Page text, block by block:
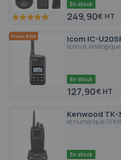
100 100
En stock
249,90€
Icom IC-
licence,
En stock
127,90€
Kenwood TK-
et numérique
En stock